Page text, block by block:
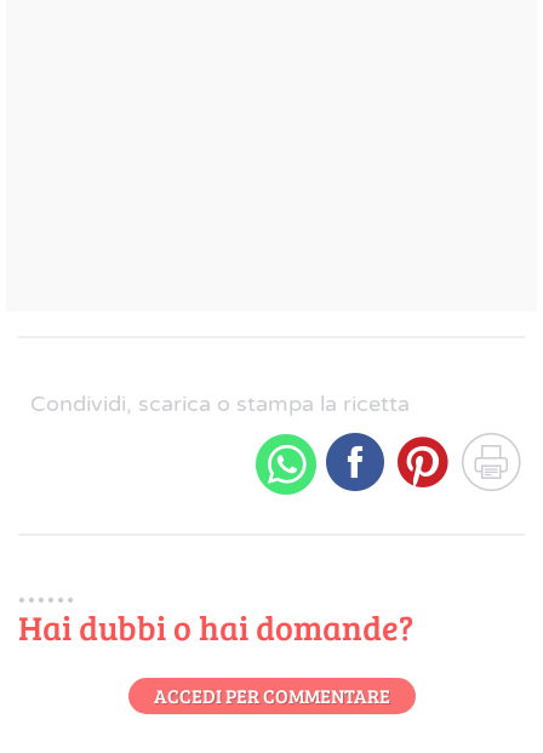
Condividi, scarica o stampa la ricetta
Hai dubbi o hai domande?
ACCEDI PER COMMENTARE